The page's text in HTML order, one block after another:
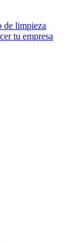
de limpieza
tu empresa